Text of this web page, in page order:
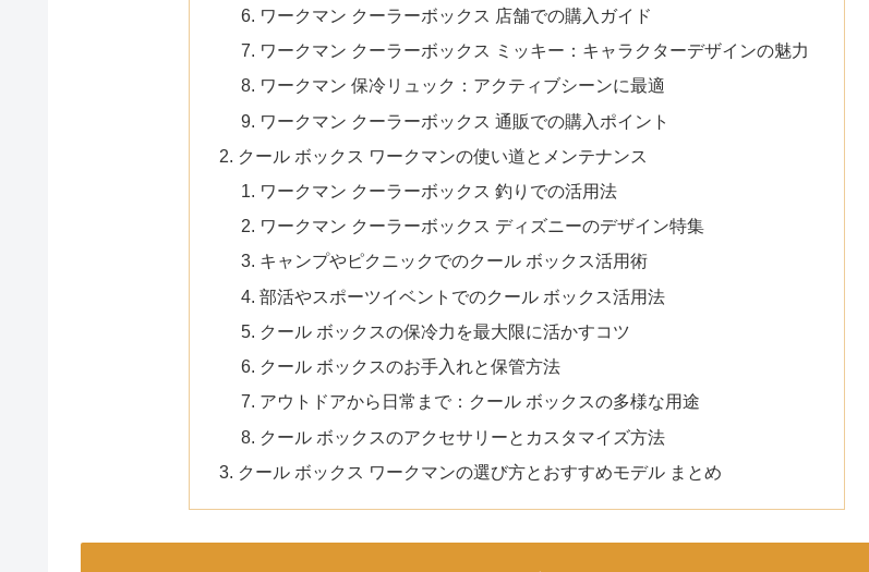
ワークマン クーラーボックス 店舗での購入ガイド
ワークマン クーラーボックス ミッキー：キャラクターデザインの魅力
ワークマン 保冷リュック：アクティブシーンに最適
ワークマン クーラーボックス 通販での購入ポイント
クール ボックス ワークマンの使い道とメンテナンス
ワークマン クーラーボックス 釣りでの活用法
ワークマン クーラーボックス ディズニーのデザイン特集
キャンプやピクニックでのクール ボックス活用術
部活やスポーツイベントでのクール ボックス活用法
クール ボックスの保冷力を最大限に活かすコツ
クール ボックスのお手入れと保管方法
アウトドアから日常まで：クール ボックスの多様な用途
クール ボックスのアクセサリーとカスタマイズ方法
クール ボックス ワークマンの選び方とおすすめモデル まとめ